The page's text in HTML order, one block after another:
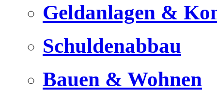
Geldanlagen &
Schuldenabbau
Bauen & Wohnen